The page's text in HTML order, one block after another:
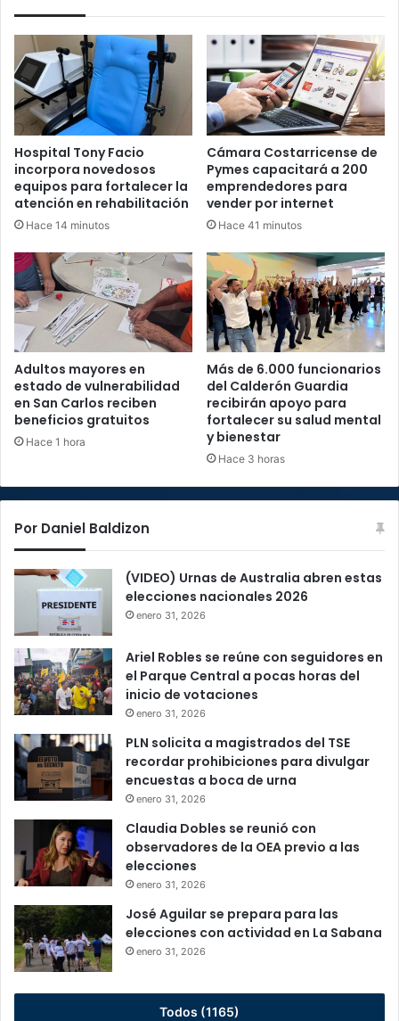
Hospital Tony Facio
incorpora novedosos
equipos para fortalecer la
atención en rehabilitación
Hace 14 minutos
Cámara Costarricense de
Pymes capacitará a 200
emprendedores para
vender por internet
Hace 41 minutos
Adultos mayores en
estado de vulnerabilidad
en San Carlos reciben
beneficios gratuitos
Hace 1 hora
Más de 6.000 funcionarios
del Calderón Guardia
recibirán apoyo para
fortalecer su salud mental
y bienestar
Hace 3 horas
Por Daniel Baldizon
(VIDEO) Urnas de Australia abren estas
elecciones nacionales 2026
enero 31, 2026
Ariel Robles se reúne con seguidores en
el Parque Central a pocas horas del
inicio de votaciones
enero 31, 2026
PLN solicita a magistrados del TSE
recordar prohibiciones para divulgar
encuestas a boca de urna
enero 31, 2026
Claudia Dobles se reunió con
observadores de la OEA previo a las
elecciones
enero 31, 2026
José Aguilar se prepara para las
elecciones con actividad en La Sabana
enero 31, 2026
Todos (1165)